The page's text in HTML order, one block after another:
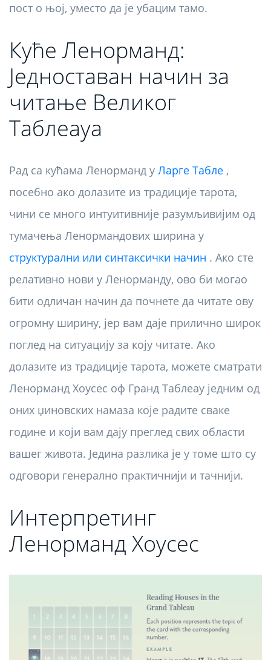
пост о њој, уместо да је убацим тамо.
Куће Ленорманд:
Једноставан начин за
читање Великог
Таблеауа
Рад са кућама Ленорманд у Ларге Табле ,
посебно ако долазите из традиције тарота,
чини се много интуитивније разумљивијим од
тумачења Ленормандових ширина у
структурални или синтаксички начин . Ако сте
релативно нови у Ленорманду, ово би могао
бити одличан начин да почнете да читате ову
огромну ширину, јер вам даје прилично широк
поглед на ситуацију за коју читате. Ако
долазите из традиције тарота, можете сматрати
Ленорманд Хоусес оф Гранд Таблеау једним од
оних џиновских намаза које радите сваке
године и који вам дају преглед свих области
вашег живота. Једина разлика је у томе што су
одговори генерално практичнији и тачнији.
Интерпретинг
Ленорманд Хоусес